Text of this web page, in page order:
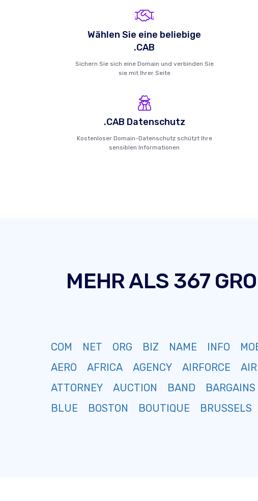
Wählen Sie eine beliebige
.CAB
Sichern Sie sich eine Domain und verbinden Sie
sie mit Ihrer Seite
.CAB Datenschutz
Kostenloser Domain-Datenschutz schützt Ihre
sensiblen Informationen
MEHR ALS 367
COM NET ORG BIZ NAME INFO
AERO
AFRICA AGENCY AIRFORCE
ATTORNEY
AUCTION BAND BARGAINS
BLUE
BOSTON BOUTIQUE BRUSSELS